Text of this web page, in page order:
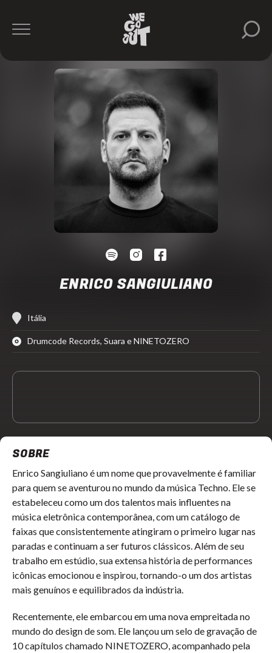
ENRICO SANGIULIANO
Itália
Drumcode Records, Suara e NINETOZERO
SOBRE
Enrico Sangiuliano é um nome que provavelmente é familiar
para quem se aventurou no mundo da música Techno. Ele se
estabeleceu como um dos talentos mais influentes na
música eletrônica contemporânea, com um catálogo de
faixas que consistentemente atingiram o primeiro lugar nas
paradas e continuam a ser futuros clássicos. Além de seu
trabalho em estúdio, sua extensa história de performances
icônicas emocionou e inspirou, tornando-o um dos artistas
mais genuínos e equilibrados da indústria.
Recentemente, ele embarcou em uma nova empreitada no
mundo do design de som. Ele lançou um selo de gravação de
10 capítulos chamado NINETOZERO, acompanhado pela